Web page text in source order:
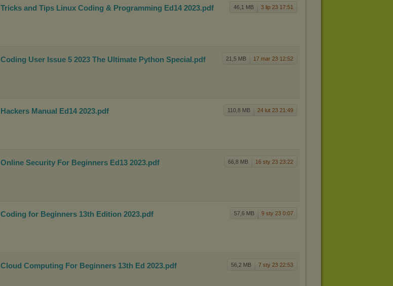
46,1 MB 3 lip 23 17:51
Tricks and Tips Linux Coding & Programming Ed14 2023.pdf
21,5 MB 17 mar 23 12:52
Coding User Issue 5 2023 The Ultimate Python Special .pdf
110,8 MB 24 lut 23 21:49
Hackers Manual Ed14 2023.pdf
66,8 MB 16 sty 23 23:22
Online Security For Beginners Ed13 2023.pdf
57,6 MB 9 sty 23 0:07
Coding for Beginners 13th Edition 2023.pdf
56,2 MB 7 sty 23 22:53
Cloud Computing For Beginners 13th Ed 2023.pdf